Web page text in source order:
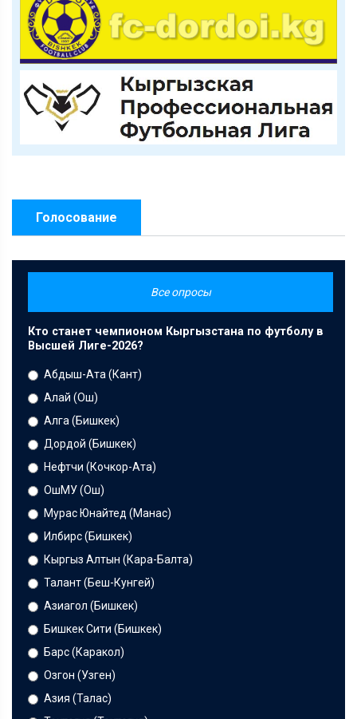
Голосование
Все опросы
Кто станет чемпионом Кыргызстана по футболу в
Высшей Лиге-2026?
Абдыш-Ата (Кант)
Алай (Ош)
Алга (Бишкек)
Дордой (Бишкек)
Нефтчи (Кочкор-Ата)
ОшМУ (Ош)
Мурас Юнайтед (Манас)
Илбирс (Бишкек)
Кыргыз Алтын (Кара-Балта)
Талант (Беш-Кунгей)
Азиагол (Бишкек)
Бишкек Сити (Бишкек)
Барс (Каракол)
Озгон (Узген)
Азия (Талас)